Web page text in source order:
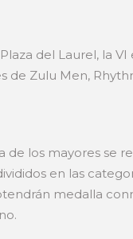
del Laurel, la
de Zulu Men,
los mayores se
en las
medalla